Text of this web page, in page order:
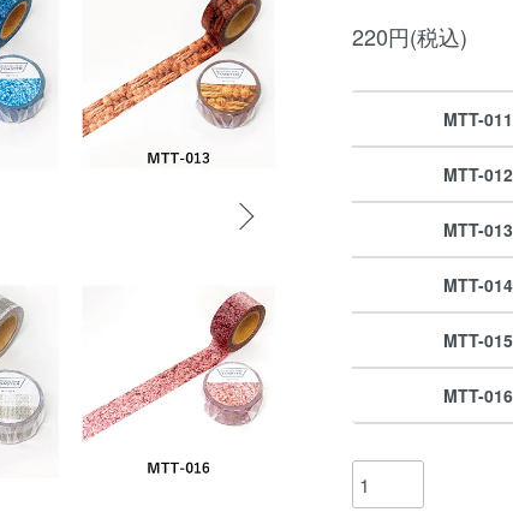
220円(税込)
MTT-011
MTT-012
MTT-013
MTT-014
MTT-015
MTT-016